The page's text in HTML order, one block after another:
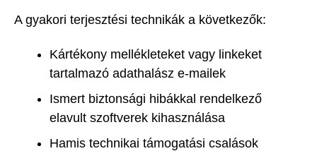
A gyakori terjesztési technikák a következők:
Kártékony mellékleteket vagy linkeket
tartalmazó adathalász e-mailek
Ismert biztonsági hibákkal rendelkező
elavult szoftverek kihasználása
Hamis technikai támogatási csalások